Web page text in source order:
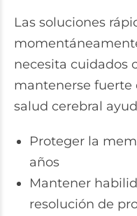
Las soluciones
necesita cuidados
mantenerse fuerte
salud cerebral
Proteger la
años
Mantener
resolución de